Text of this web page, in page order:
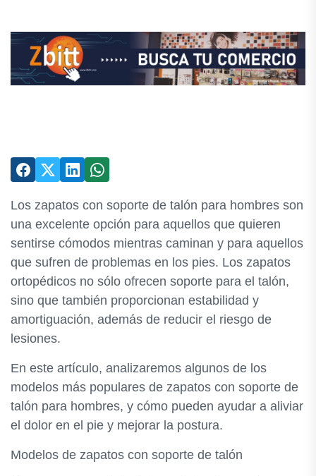
Los zapatos con soporte de talón para hombres son
una excelente opción para aquellos que quieren
sentirse cómodos mientras caminan y para aquellos
que sufren de problemas en los pies. Los zapatos
ortopédicos no sólo ofrecen soporte para el talón,
sino que también proporcionan estabilidad y
amortiguación, además de reducir el riesgo de
lesiones.
En este artículo, analizaremos algunos de los
modelos más populares de zapatos con soporte de
talón para hombres, y cómo pueden ayudar a aliviar
el dolor en el pie y mejorar la postura.
Modelos de zapatos con soporte de talón